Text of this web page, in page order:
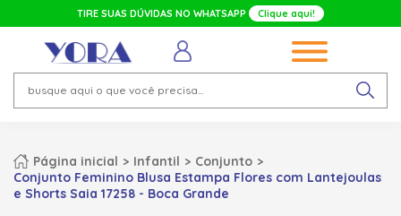
TIRE SUAS DÚVIDAS NO WHATSAPP Clique aqui!
Página inicial Infantil
Conjunto
Conjunto Feminino Blusa Estampa Flores com Lantejoulas
e Shorts Saia 17258 - Boca Grande